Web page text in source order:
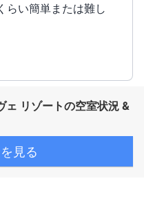
らい簡単または難し
ェ リゾートの空室状況 &
見る